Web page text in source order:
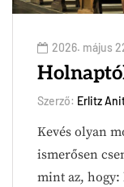
2026. május
Szerző: Erlitz
Kevés olyan
ismerősen
mint az,